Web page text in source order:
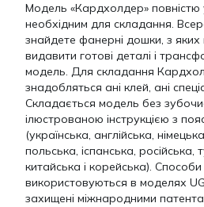
Модель «Кардхолдер» повністю
необхідним для складання.
знайдете фанерні дошки, з яких
видавити готові деталі і
модель. Для складання
знадобляться ані клей, ані
Складається модель без
ілюстрованою інструкцією з
(українська, англійська,
польська, іспанська, російська,
китайська і корейська).
використовуються в моделях
захищені міжнародними